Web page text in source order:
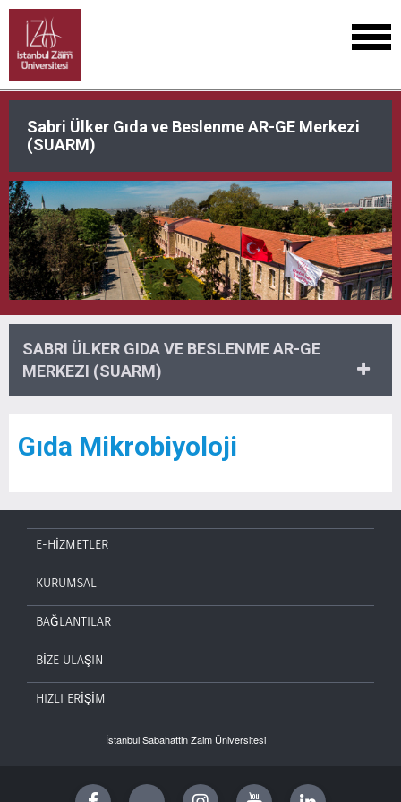
Sabri Ülker Gıda ve Beslenme AR-GE Merkezi
(SUARM)
SABRI ÜLKER GIDA VE BESLENME AR-GE
MERKEZI (SUARM)
Gıda Mikrobiyoloji
E-HİZMETLER
KURUMSAL
BAĞLANTILAR
BİZE ULAŞIN
HIZLI ERİŞİM
İstanbul Sabahattin Zaim Üniversitesi